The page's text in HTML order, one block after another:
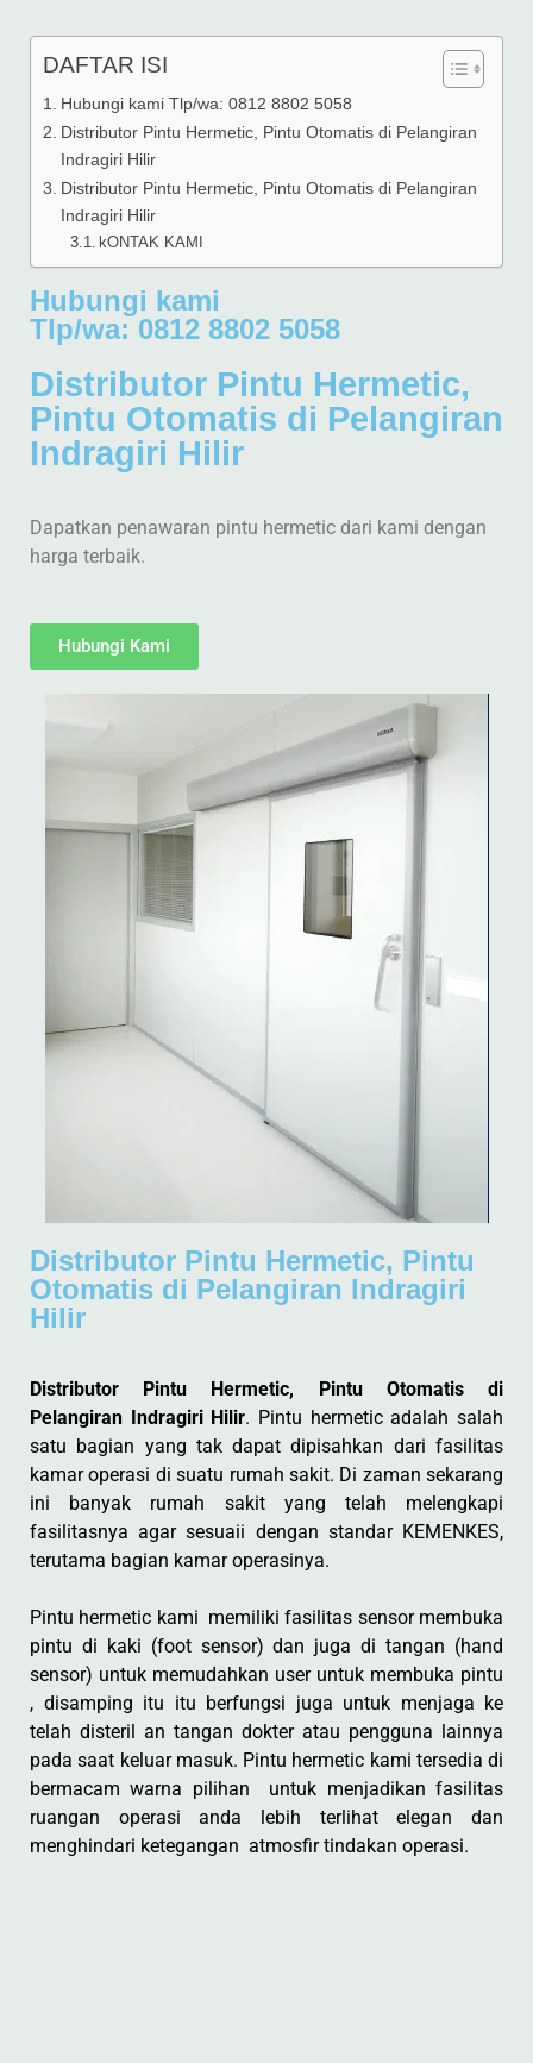
DAFTAR ISI
Hubungi kami Tlp/wa: 0812 8802 5058
Distributor Pintu Hermetic, Pintu Otomatis di Pelangiran
Indragiri Hilir
Distributor Pintu Hermetic, Pintu Otomatis di Pelangiran
Indragiri Hilir
kONTAK KAMI
Hubungi kami
Tlp/wa: 0812 8802 5058
Distributor Pintu Hermetic,
Pintu Otomatis di Pelangiran
Indragiri Hilir
Dapatkan penawaran pintu hermetic dari kami dengan
harga terbaik.
Hubungi Kami
Distributor Pintu Hermetic, Pintu
Otomatis di Pelangiran Indragiri
Hilir
Distributor Pintu Hermetic, Pintu Otomatis di
Pelangiran Indragiri Hilir. Pintu hermetic adalah salah
satu bagian yang tak dapat dipisahkan dari fasilitas
kamar operasi di suatu rumah sakit. Di zaman sekarang
ini banyak rumah sakit yang telah melengkapi
fasilitasnya agar sesuaii dengan standar KEMENKES,
terutama bagian kamar operasinya.
Pintu hermetic kami memiliki fasilitas sensor membuka
pintu di kaki (foot sensor) dan juga di tangan (hand
sensor) untuk memudahkan user untuk membuka pintu
, disamping itu itu berfungsi juga untuk menjaga ke
telah disteril an tangan dokter atau pengguna lainnya
pada saat keluar masuk. Pintu hermetic kami tersedia di
bermacam warna pilihan untuk menjadikan fasilitas
ruangan operasi anda lebih terlihat elegan dan
menghindari ketegangan atmosfir tindakan operasi.